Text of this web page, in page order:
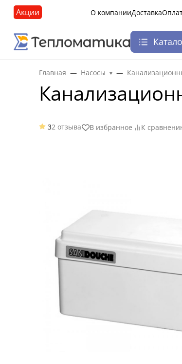
Акции О компанииДоставка
Главная Насосы
32 отзыва В избранное К